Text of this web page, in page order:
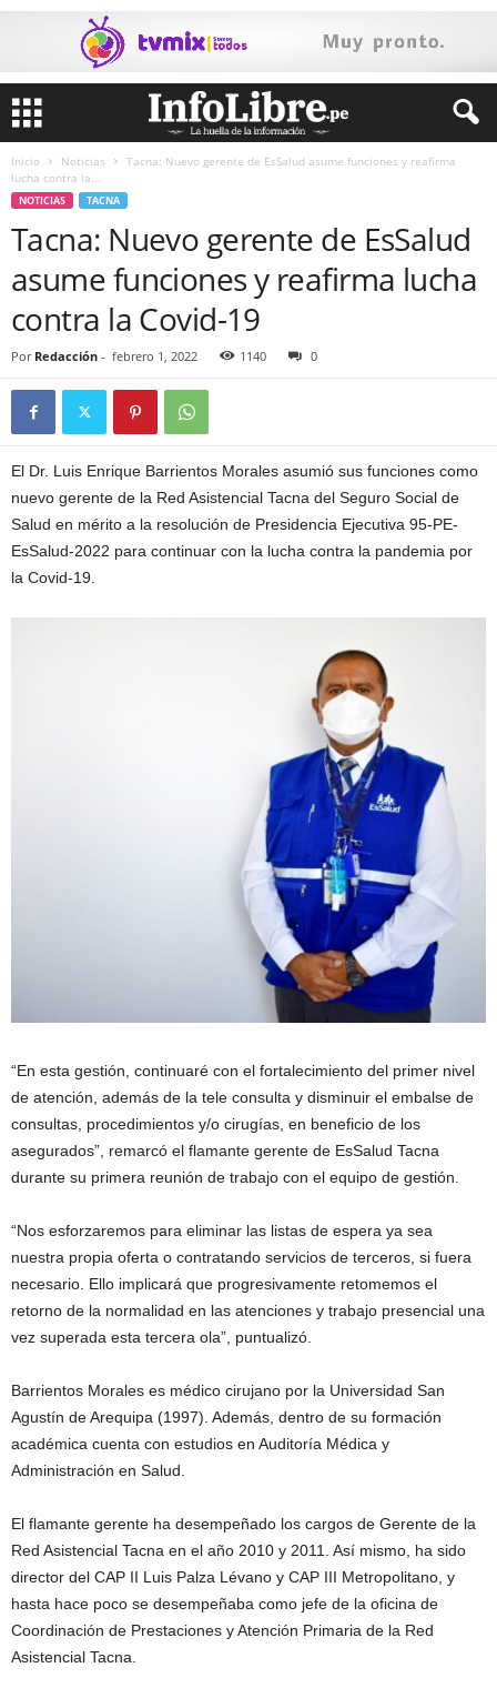
Inicio Noticias
Tacna: Nuevo gerente de EsSalud asume funciones y reafirma
lucha contra la...
NOTICIAS TACNA
Tacna: Nuevo gerente de EsSalud
asume funciones y reafirma lucha
contra la Covid-19
Por Redacción - febrero 1, 2022 1140 0
El Dr. Luis Enrique Barrientos Morales asumió sus funciones como
nuevo gerente de la Red Asistencial Tacna del Seguro Social de
Salud en mérito a la resolución de Presidencia Ejecutiva 95-PE-
EsSalud-2022 para continuar con la lucha contra la pandemia por
la Covid-19.
“En esta gestión, continuaré con el fortalecimiento del primer nivel
de atención, además de la tele consulta y disminuir el embalse de
consultas, procedimientos y/o cirugías, en beneficio de los
asegurados”, remarcó el flamante gerente de EsSalud Tacna
durante su primera reunión de trabajo con el equipo de gestión.
“Nos esforzaremos para eliminar las listas de espera ya sea
nuestra propia oferta o contratando servicios de terceros, si fuera
necesario. Ello implicará que progresivamente retomemos el
retorno de la normalidad en las atenciones y trabajo presencial una
vez superada esta tercera ola”, puntualizó.
Barrientos Morales es médico cirujano por la Universidad San
Agustín de Arequipa (1997). Además, dentro de su formación
académica cuenta con estudios en Auditoría Médica y
Administración en Salud.
El flamante gerente ha desempeñado los cargos de Gerente de la
Red Asistencial Tacna en el año 2010 y 2011. Así mismo, ha sido
director del CAP II Luis Palza Lévano y CAP III Metropolitano, y
hasta hace poco se desempeñaba como jefe de la oficina de
Coordinación de Prestaciones y Atención Primaria de la Red
Asistencial Tacna.